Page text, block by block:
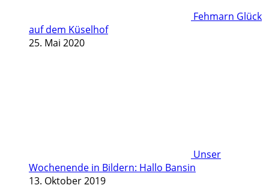
Fehmarn Glück
auf dem Küselhof
25. Mai 2020
Unser
Wochenende in Bildern: Hallo Bansin
13. Oktober 2019